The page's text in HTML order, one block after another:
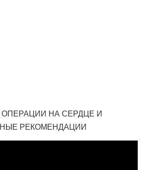
НА СЕРДЦЕ И
РЕКОМЕНДАЦИИ